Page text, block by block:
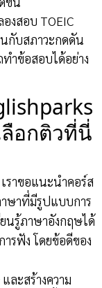
งสอบ TOEIC
กับสภาวะกดดัน
ำข้อสอบได้อย่าง
ลือกติวที่นี่
ราขอแนะนำคอร์ส
ษาที่มีรูปแบบการ
นรู้ภาษาอังกฤษได้
รฟัง โดยข้อดีของ
ะสร้างความ